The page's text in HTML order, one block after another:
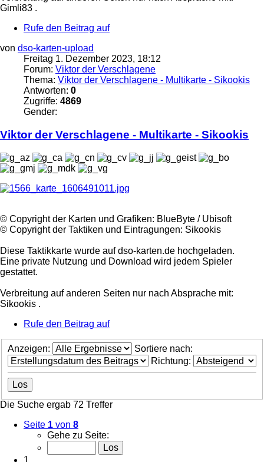
Gimli83 .
Rufe den Beitrag auf
von dso-karten-upload
Freitag 1. Dezember 2023, 18:12
Forum: Viktor der Verschlagene
Thema: Viktor der Verschlagene - Multikarte - Sikookis
Antworten: 0
Zugriffe: 4869
Gender:
ViktorderVerschlagene - Multikarte - Sikookis
©️ Copyright der Karten und Grafiken: BlueByte / Ubisoft
©️ Copyright der Taktiken und Eintragungen: Sikookis
Diese Taktikkarte wurde auf dso-karten.de hochgeladen.
Eine private Nutzung und Download wird jedem Spieler
gestattet.
Verbreitung auf anderen Seiten nur nach Absprache mit:
Sikookis .
Rufe den Beitrag auf
Anzeigen:
Sortiere nach:
Richtung:
Die Suche ergab 72 Treffer
Seite 1 von 8
Gehe zu Seite: